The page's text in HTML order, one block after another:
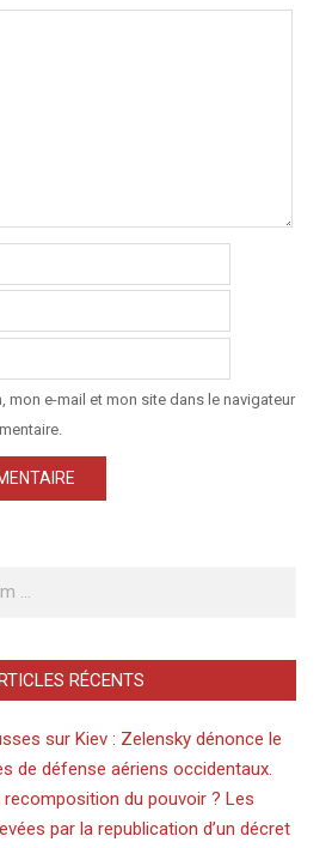
mon e-mail et mon site dans le navigateur
RÉCENTS
sur Kiev : Zelensky dénonce le
de défense aériens occidentaux.
du pouvoir ? Les
par la republication d’un décret